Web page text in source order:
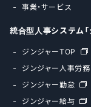
事業・サービス
統合型人事システム「
ジンジャーTOP
ジンジャー人事労務
ジンジャー勤怠
ジンジャー給与